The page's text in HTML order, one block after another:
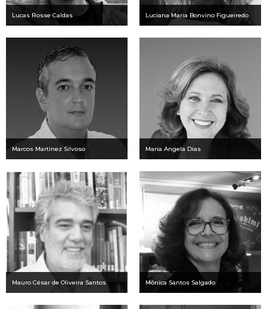
Lucas Rosse Caldas Luciana Maria Bonvino Figueiredo
Marcos Martinez Silvoso Maria Angela Dias
Mauro César de Oliveira Santos Mônica Santos Salgado